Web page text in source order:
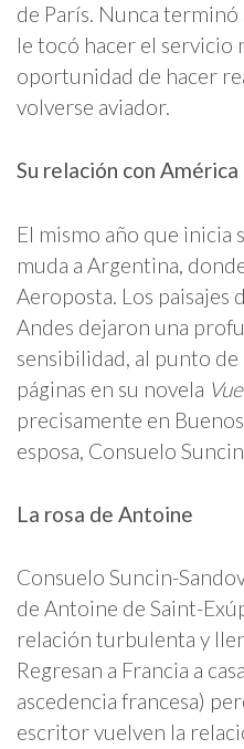
de París. Nunca
le tocó hacer el servicio
oportunidad de hacer
volverse aviador.
Su relación con
El mismo año que inicia
muda a Argentina,
Aeroposta. Los paisajes
Andes dejaron una
sensibilidad, al punto
páginas en su novela
precisamente en
esposa, Consuelo
La rosa de Antoine
Consuelo Suncin-
de Antoine de Saint-
relación turbulenta y
Regresan a Francia a
ascedencia francesa)
escritor vuelven la